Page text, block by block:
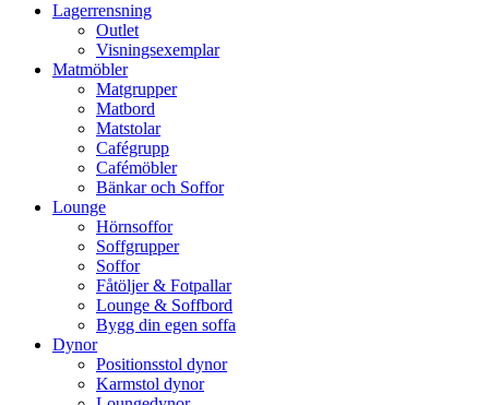
Lagerrensning
Outlet
Visningsexemplar
Matmöbler
Matgrupper
Matbord
Matstolar
Cafégrupp
Cafémöbler
Bänkar och Soffor
Lounge
Hörnsoffor
Soffgrupper
Soffor
Fåtöljer & Fotpallar
Lounge & Soffbord
Bygg din egen soffa
Dynor
Positionsstol dynor
Karmstol dynor